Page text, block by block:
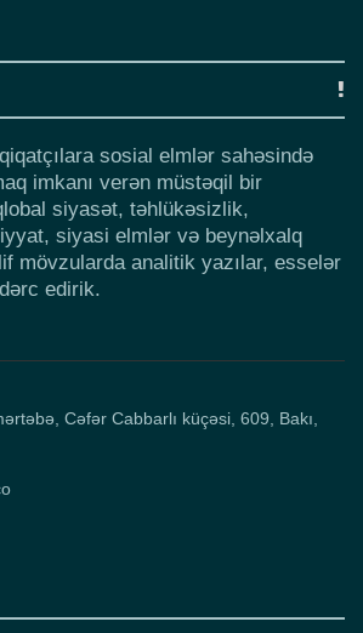
sosial elmlər sahəsində
imkanı verən müstəqil bir
siyasət, təhlükəsizlik,
siyasi elmlər və beynəlxalq
mövzularda analitik yazılar, esselər
edirik.
Cəfər Cabbarlı küçəsi, 609, Bakı,